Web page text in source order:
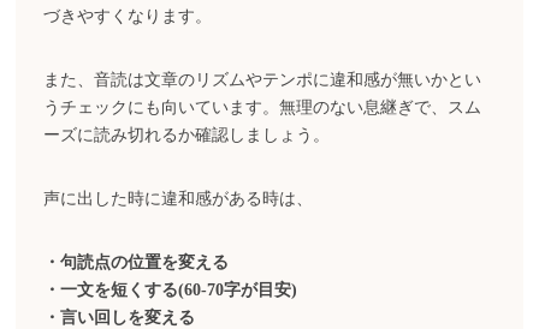
づきやすくなります。
また、音読は文章のリズムやテンポに違和感が無いかとい
うチェックにも向いています。無理のない息継ぎで、スム
ーズに読み切れるか確認しましょう。
声に出した時に違和感がある時は、
・句読点の位置を変える
・一文を短くする(60-70字が目安)
・言い回しを変える